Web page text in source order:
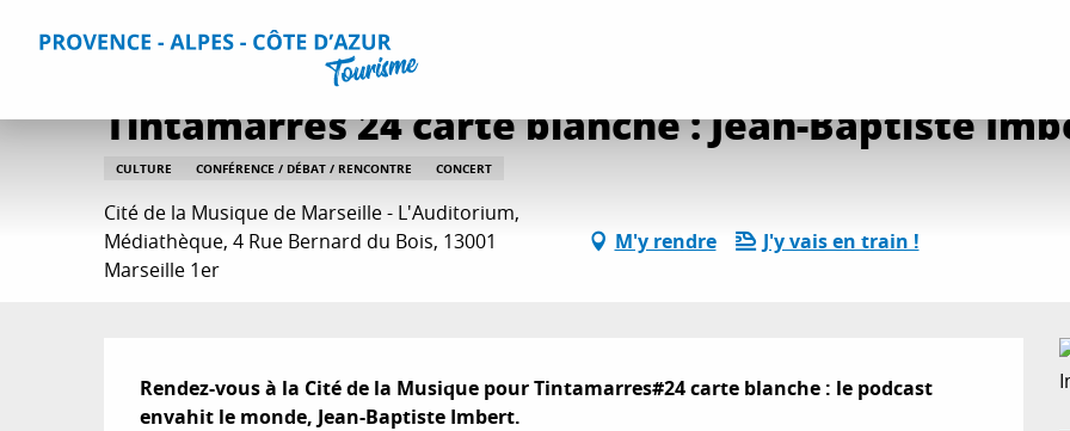
Accueil Que faire ? Sorties & Agenda
Tintamarres 24 carte blanche : Jean-Baptiste
CULTURE CONFÉRENCE / DÉBAT / RENCONTRE CONCERT
Cité de la Musique de Marseille - L'Auditorium,
Médiathèque, 4 Rue Bernard du Bois, 13001
Marseille 1er
M'y rendre J'y vais en train !
Description
Rendez-vous à la Cité de la Musique pour Tintamarres#24 carte blanche : le podcast
envahit le monde, Jean-Baptiste Imbert.